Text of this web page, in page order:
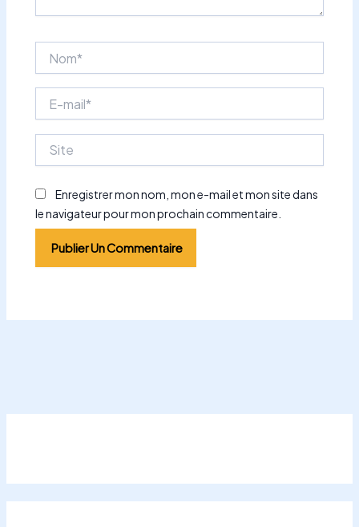
mail*
Enregistrer mon nom, mon e-mail et mon site dans
le navigateur pour mon prochain commentaire.